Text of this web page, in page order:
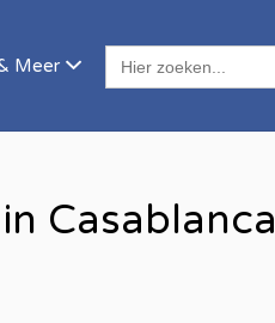
Meer
ZOEK
NAAR:
Casablanca